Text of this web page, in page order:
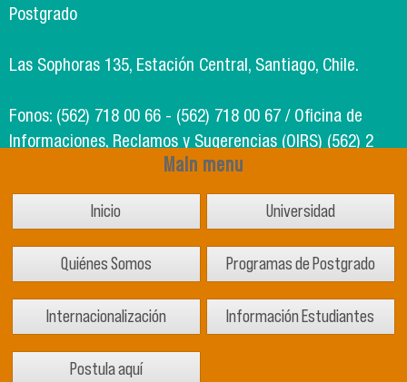
Main menu
Inicio Universidad
Quiénes Somos Programas de Postgrado
Internacionalización Información Estudiantes
Postula aquí
Postgrado
Las Sophoras 135, Estación Central, Santiago, Chile.
Fonos: (562) 718 00 66 - (562) 718 00 67 / Oficina de
Informaciones, Reclamos y Sugerencias (OIRS) (562) 2
Soporte Informático Segic: (562) 718 02 25